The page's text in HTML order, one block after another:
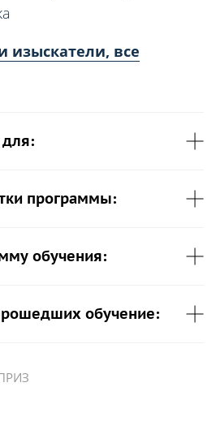
изыскатели, все
для:
программы:
обучения:
обучение: